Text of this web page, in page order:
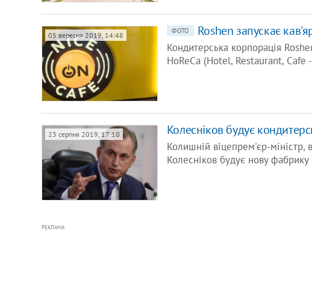
05 вересня 2019, 14:48 ФОТО Roshen запускає
Кондитерська корпорація
HoReCa (Hotel, Restaurant, Cafe
23 серпня 2019, 17:10 Колесніков будує
Колишній віцепрем'єр-міністр,
Колесніков будує нову
РЕКЛАМА